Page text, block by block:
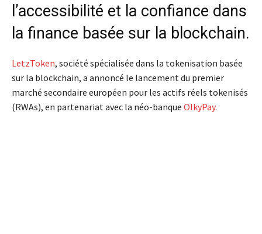
l’accessibilité et la confiance dans
la finance basée sur la blockchain.
LetzToken, société spécialisée dans la tokenisation basée
sur la blockchain, a annoncé le lancement du premier
marché secondaire européen pour les actifs réels tokenisés
(RWAs), en partenariat avec la néo-banque OlkyPay.